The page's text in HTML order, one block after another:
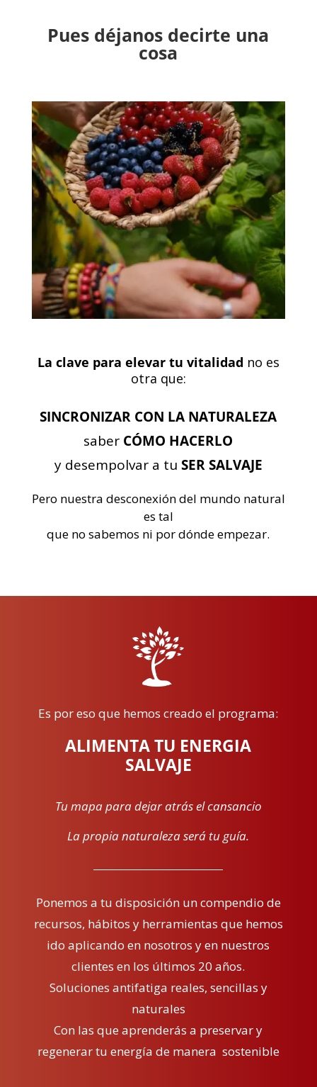
Pues déjanos decirte una
cosa
La clave para elevar tu vitalidad no es
otra que:
SINCRONIZAR CON LA NATURALEZA
saber CÓMO HACERLO
y desempolvar a tu SER SALVAJE
Pero nuestra desconexión del mundo natural
es tal
que no sabemos ni por dónde empezar.
Es por eso que hemos creado el programa:
ALIMENTA TU ENERGIA
SALVAJE
Tu mapa para dejar atrás el cansancio
La propia naturaleza será tu guía.
Ponemos a tu disposición un compendio de
recursos, hábitos y herramientas que hemos
ido aplicando en nosotros y en nuestros
clientes en los últimos 20 años.
Soluciones antifatiga reales, sencillas y
naturales
Con las que aprenderás a preservar y
regenerar tu energía de manera sostenible